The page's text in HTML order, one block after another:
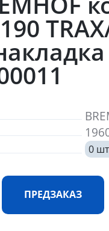
0
ПРЕДЗАКАЗ